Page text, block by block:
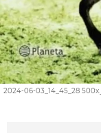
2024-06-03_14_45_28